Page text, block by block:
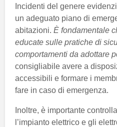
Incidenti del genere
un adeguato piano di
abitazioni. È fondamentale
educate sulle pratiche di
comportamenti da adottare
consigliabile avere a
accessibili e formare i
fare in caso di emergenza.
Inoltre, è importante
l’impianto elettrico e gli